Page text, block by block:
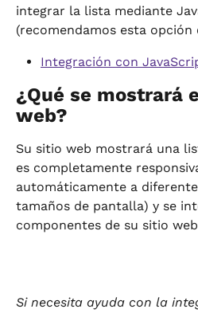
integrar la lista mediante
(recomendamos esta opción
Integración con
¿Qué se mostrará
web?
Su sitio web mostrará una
es completamente
automáticamente a
tamaños de pantalla) y se
componentes de su sitio
Si necesita ayuda con la